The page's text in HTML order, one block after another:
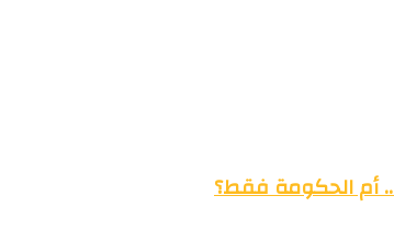
أم الحكومة فقط؟